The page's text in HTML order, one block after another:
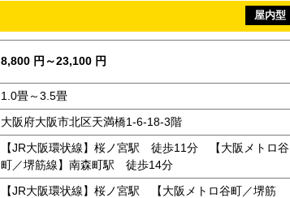
屋内型
8,800 円～23,100 円
1.0畳～3.5畳
大阪府大阪市北区天満橋1-6-18-3階
【JR大阪環状線】桜ノ宮駅 徒歩11分 【大阪メトロ谷
町／堺筋線】南森町駅 徒歩14分
【JR大阪環状線】桜ノ宮駅 【大阪メトロ谷町／堺筋